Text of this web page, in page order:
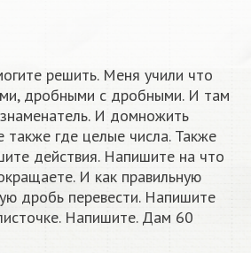
решить. Меня учили что
дробными с дробными. И там
И домножить
также где целые числа. Также
действия. Напишите на что
И как правильную
дробь перевести. Напишите
Напишите. Дам 60